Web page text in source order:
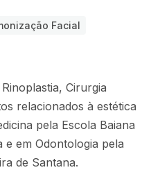
Facial
Cirurgia
relacionados à estética
pela Escola Baiana
e em Odontologia pela
de Santana.